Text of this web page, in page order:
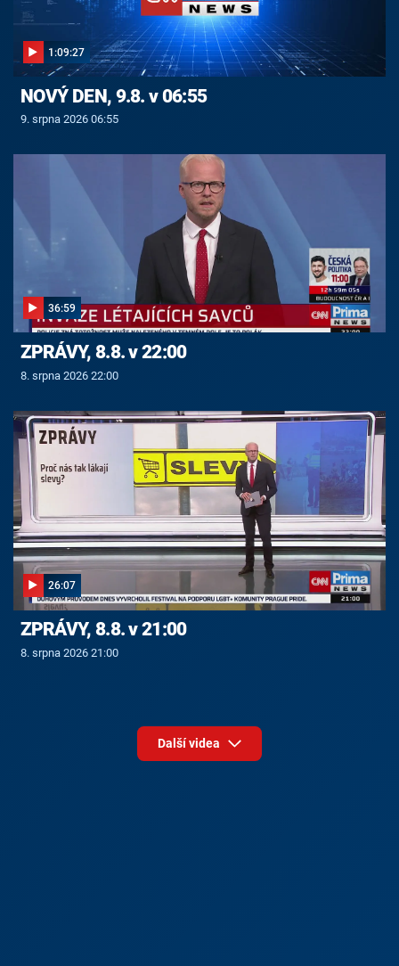
1:09:27
NOVÝ DEN, 9.8. v 06:55
9. srpna 2026 06:55
36:59
ZPRÁVY, 8.8. v 22:00
8. srpna 2026 22:00
26:07
ZPRÁVY, 8.8. v 21:00
8. srpna 2026 21:00
Další videa